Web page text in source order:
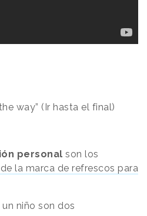
way” (Ir hasta el final)
personal son los
la marca de refrescos para
niño son dos